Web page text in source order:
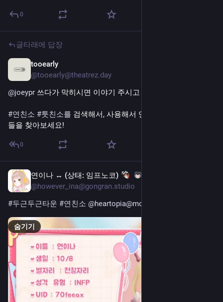
0
글타래에 답장
tooearly
@tooearly@theatrez.day
@joeypr 쓰다가 막히시면 이야기 주시고
#연친소 #툿친소를 검색해서, 사용해서 연합우주 맞팔하실 분
들을 찾아보세요!
0
연이나 ↔️ (상태: 임프노코)
@however_ina@gongran.studio
#두근두근타운 #연친소 @heartopia@moimcoo.kr
숨기기